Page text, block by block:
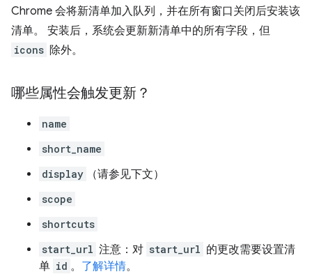
Chrome 会将新清单加入队列，并在所有窗口关闭后安装该
清单。 安装后，系统会更新新清单中的所有字段，但
icons 除外。
哪些属性会触发更新？
name
short_name
display
（请参见下文）
scope
shortcuts
start_url 注意：对 start_url 的更改需要设置清
单 id 。 了解详情。